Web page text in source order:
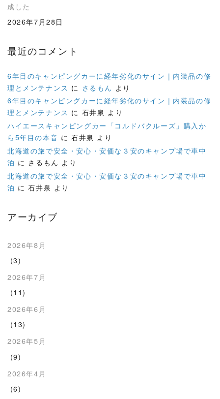
成した
2026年7月28日
最近のコメント
6年目のキャンピングカーに経年劣化のサイン｜内装品の修
理とメンテナンス に さるもん より
6年目のキャンピングカーに経年劣化のサイン｜内装品の修
理とメンテナンス に 石井泉 より
ハイエースキャンピングカー「コルドバクルーズ」購入か
ら5年目の本音 に石井泉 より
北海道の旅で安全・安心・安価な３安のキャンプ場で車中
泊 に さるもん より
北海道の旅で安全・安心・安価な３安のキャンプ場で車中
泊 に石井泉 より
アーカイブ
2026年8月
(3)
2026年7月
(11)
2026年6月
(13)
2026年5月
(9)
2026年4月
(6)